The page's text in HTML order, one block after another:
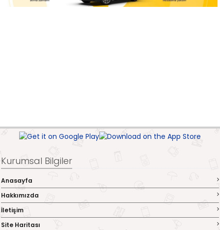
Kurumsal Bilgiler
Anasayfa
Hakkımızda
İletişim
Site Haritası